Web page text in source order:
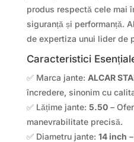
produs respectă cele mai
siguranță și performanță.
de expertiza unui lider de
Caracteristici
✅ Marca jante: ALCAR
încredere, sinonim cu
✅ Lățime jante: 5.50–
manevrabilitate precisă.
✅ Diametru jante: 14 inch